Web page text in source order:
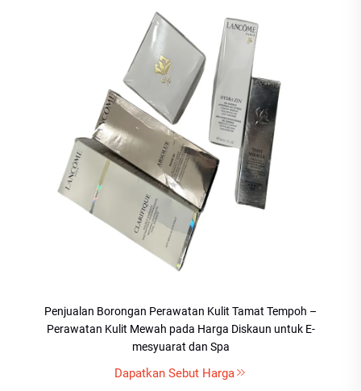
Penjualan Borongan Perawatan Kulit Tamat Tempoh –
Perawatan Kulit Mewah pada Harga Diskaun untuk E-
mesyuarat dan Spa
Dapatkan Sebut Harga